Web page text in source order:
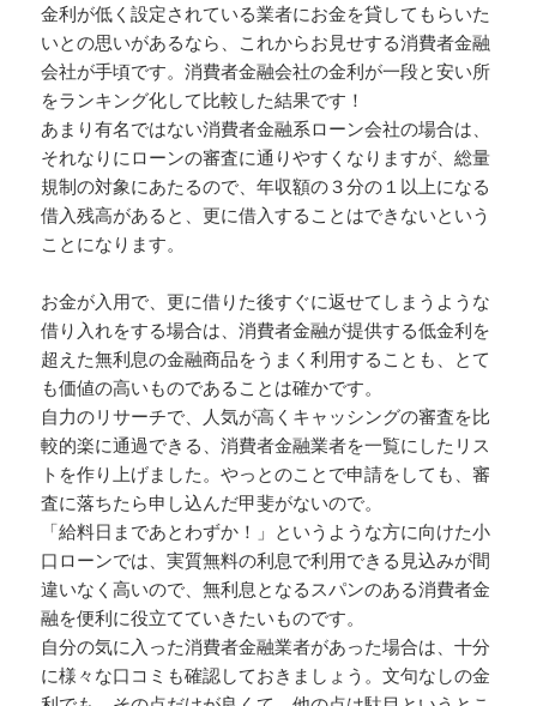
金利が低く設定されている業者にお金を貸してもらいた
いとの思いがあるなら、これからお見せする消費者金融
会社が手頃です。消費者金融会社の金利が一段と安い所
をランキング化して比較した結果です！
あまり有名ではない消費者金融系ローン会社の場合は、
それなりにローンの審査に通りやすくなりますが、総量
規制の対象にあたるので、年収額の３分の１以上になる
借入残高があると、更に借入することはできないという
ことになります。
お金が入用で、更に借りた後すぐに返せてしまうような
借り入れをする場合は、消費者金融が提供する低金利を
超えた無利息の金融商品をうまく利用することも、とて
も価値の高いものであることは確かです。
自力のリサーチで、人気が高くキャッシングの審査を比
較的楽に通過できる、消費者金融業者を一覧にしたリス
トを作り上げました。やっとのことで申請をしても、審
査に落ちたら申し込んだ甲斐がないので。
「給料日まであとわずか！」というような方に向けた小
口ローンでは、実質無料の利息で利用できる見込みが間
違いなく高いので、無利息となるスパンのある消費者金
融を便利に役立てていきたいものです。
自分の気に入った消費者金融業者があった場合は、十分
に様々な口コミも確認しておきましょう。文句なしの金